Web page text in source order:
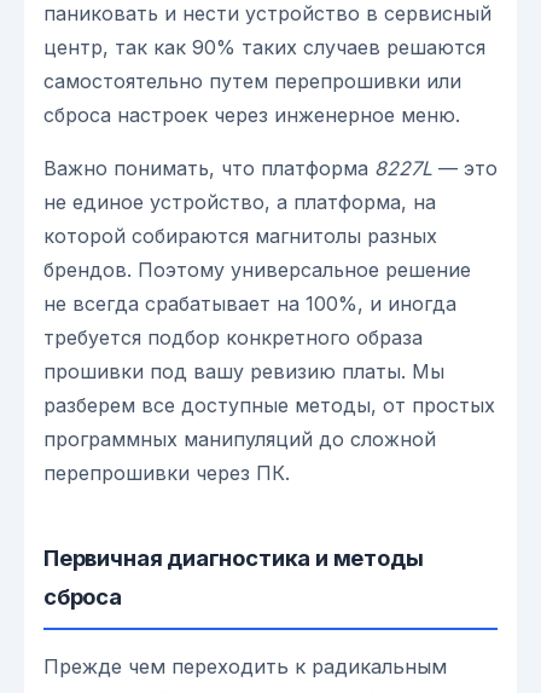
паниковать и нести устройство в сервисный
центр, так как 90% таких случаев решаются
самостоятельно путем перепрошивки или
сброса настроек через инженерное меню.
Важно понимать, что платформа 8227L — это
не единое устройство, а платформа, на
которой собираются магнитолы разных
брендов. Поэтому универсальное решение
не всегда срабатывает на 100%, и иногда
требуется подбор конкретного образа
прошивки под вашу ревизию платы. Мы
разберем все доступные методы, от простых
программных манипуляций до сложной
перепрошивки через ПК.
Первичная диагностика и методы
сброса
Прежде чем переходить к радикальным